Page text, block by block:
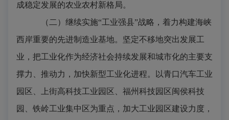
成稳定发展的农业农村新格局。
（二）继续实施“工业强县”战略，着力构建海峡
西岸重要的先进制造业基地。 坚定不移地突出发展工
业，把工业化作为经济社会持续发展和城市化的主要支
撑力、推动力，加快新型工业化进程。以青口汽车工业
园区、上街高科技工业园区、福州科技园区闽侯科技
园、铁岭工业集中区为重点，加大工业园区建设力度，